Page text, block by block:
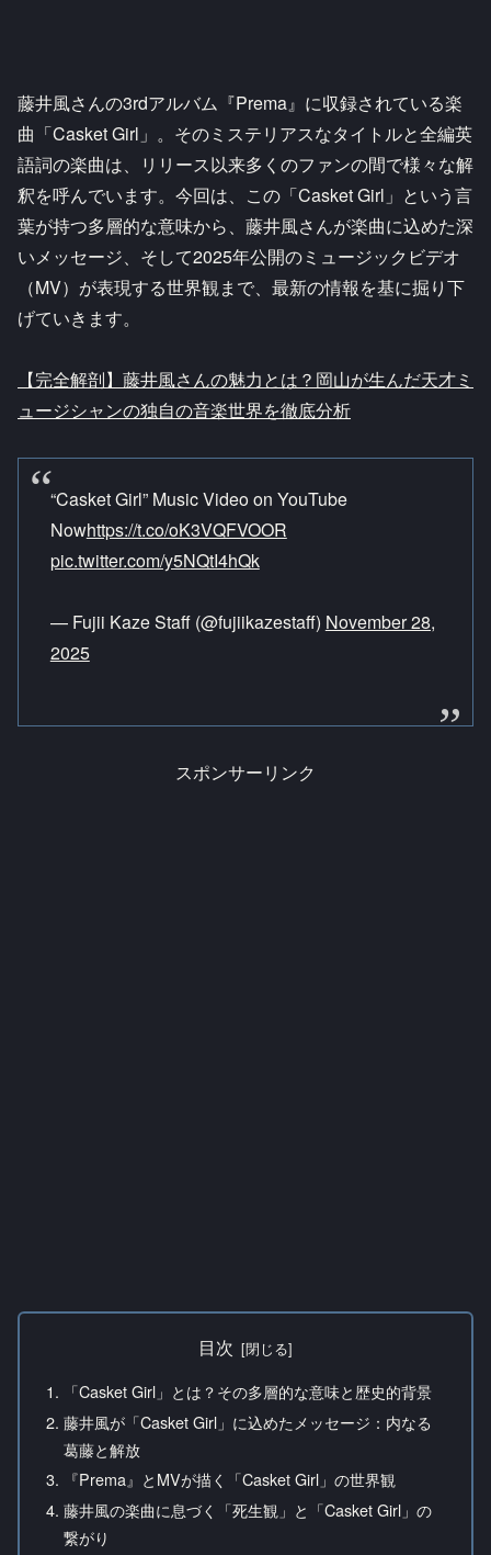
藤井風さんの3rdアルバム『Prema』に収録されている楽
曲「Casket Girl」。そのミステリアスなタイトルと全編英
語詞の楽曲は、リリース以来多くのファンの間で様々な解
釈を呼んでいます。今回は、この「Casket Girl」という言
葉が持つ多層的な意味から、藤井風さんが楽曲に込めた深
いメッセージ、そして2025年公開のミュージックビデオ
（MV）が表現する世界観まで、最新の情報を基に掘り下
げていきます。
【完全解剖】藤井風さんの魅力とは？岡山が生んだ天才ミ
ュージシャンの独自の音楽世界を徹底分析
“Casket Girl” Music Video on YouTube
Nowhttps://t.co/oK3VQFVOOR
pic.twitter.com/y5NQtI4hQk
— Fujii Kaze Staff (@fujiikazestaff) November 28,
2025
スポンサーリンク
目次
「Casket Girl」とは？その多層的な意味と歴史的背景
藤井風が「Casket Girl」に込めたメッセージ：内なる
葛藤と解放
『Prema』とMVが描く「Casket Girl」の世界観
藤井風の楽曲に息づく「死生観」と「Casket Girl」の
繋がり